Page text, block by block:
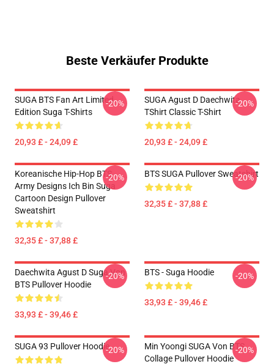
Beste Verkäufer Produkte
SUGA BTS Fan Art Limited
Edition Suga T-Shirts
20,93 £ - 24,09 £
-20%
SUGA Agust D Daechwita
TShirt Classic T-Shirt
20,93 £ - 24,09 £
-20%
Koreanische Hip-Hop BTS
Army Designs Ich Bin Suga
Cartoon Design Pullover
Sweatshirt
32,35 £ - 37,88 £
-20% BTS SUGA Pullover Sweatshirt
32,35 £ - 37,88 £
-20%
Daechwita Agust D Suga Von
BTS Pullover Hoodie
33,93 £ - 39,46 £
-20% BTS - Suga Hoodie
33,93 £ - 39,46 £
-20%
SUGA 93 Pullover Hoodie-20%
Min Yoongi SUGA Von BTS
Collage Pullover Hoodie
-20%